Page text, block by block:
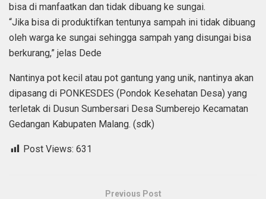
bisa di manfaatkan dan tidak dibuang ke sungai.
“Jika bisa di produktifkan tentunya sampah ini tidak dibuang
oleh warga ke sungai sehingga sampah yang disungai bisa
berkurang,” jelas Dede
Nantinya pot kecil atau pot gantung yang unik, nantinya akan
dipasang di PONKESDES (Pondok Kesehatan Desa) yang
terletak di Dusun Sumbersari Desa Sumberejo Kecamatan
Gedangan Kabupaten Malang. (sdk)
Post Views: 631
Previous Post